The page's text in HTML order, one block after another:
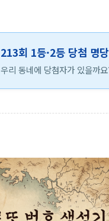
213회 1등·2등 당첨 명
우리 동네에 당첨자가 있을까